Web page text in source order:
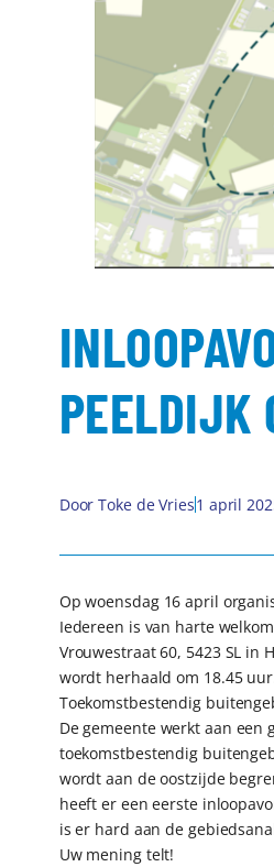
PEELDIJK
Door Toke de Vries1 april
Op woensdag 16 april
Iedereen is van harte
Vrouwestraat 60, 5423 SL in
wordt herhaald om 18.45
Toekomstbestendig
De gemeente werkt aan
toekomstbestendig
wordt aan de oostzijde
heeft er een eerste
is er hard aan de
Uw mening telt!